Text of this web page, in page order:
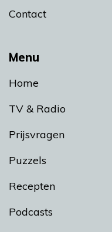
Menu
Home
TV & Radio
Prijsvragen
Puzzels
Recepten
Podcasts
Contact